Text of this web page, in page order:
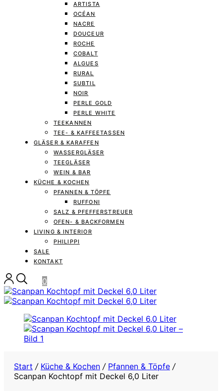
ARTISTA
OCÉAN
NACRE
DOUCEUR
ROCHE
COBALT
ALGUES
RURAL
SUBTIL
NOIR
PERLE GOLD
PERLE WHITE
TEEKANNEN
TEE- & KAFFEETASSEN
GLÄSER & KARAFFEN
WASSERGLÄSER
TEEGLÄSER
WEIN & BAR
KÜCHE & KOCHEN
PFANNEN & TÖPFE
RUFFONI
SALZ & PFEFFERSTREUER
OFEN- & BACKFORMEN
LIVING & INTERIOR
PHILIPPI
SALE
KONTAKT
0
Start / Küche & Kochen / Pfannen & Töpfe /
Scanpan Kochtopf mit Deckel 6,0 Liter